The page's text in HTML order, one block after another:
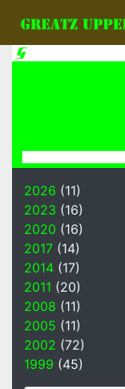
2026 (11)
2023 (16)
2020 (16)
2017 (14)
2014 (17)
2011 (20)
2008 (11)
2005 (11)
2002 (72)
1999 (45)